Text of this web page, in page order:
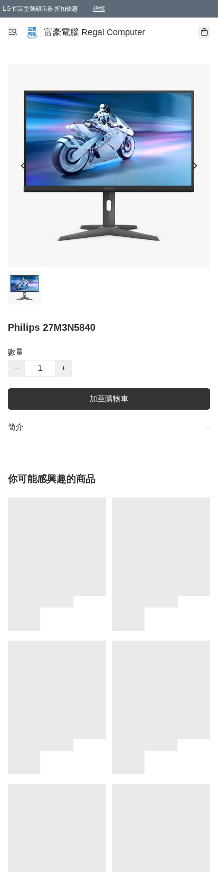
LG 指定型號顯示器 折扣優惠 詳情
富豪電腦 Regal Computer
Philips 27M3N5840
數量
−
+
加至購物車
簡介 −
你可能感興趣的商品